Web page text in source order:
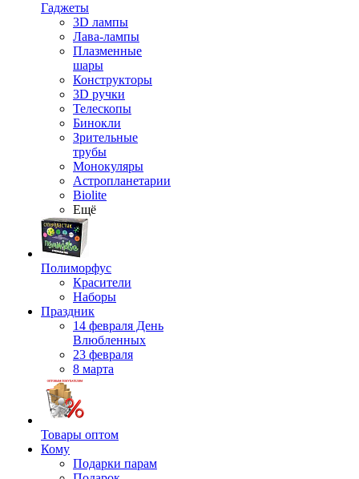
Гаджеты
3D лампы
Лава-лампы
Плазменные
шары
Конструкторы
3D ручки
Телескопы
Бинокли
Зрительные
трубы
Монокуляры
Астропланетарии
Biolite
Ещё
Полиморфус
Красители
Наборы
Праздник
14 февраля День
Влюбленных
23 февраля
8 марта
Товары оптом
Кому
Подарки парам